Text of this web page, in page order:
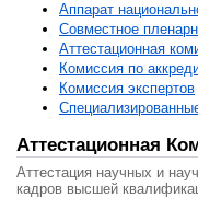
Аппарат
Совместное
Аттестационная
Комиссия по
Комиссия экспертов
Аттестационная
Аттестация научных и
кадров высшей